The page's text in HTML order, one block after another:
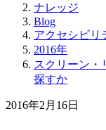
ナレッジ
Blog
アクセシビリ
2016年
スクリーン・
探すか
2016年2月16日